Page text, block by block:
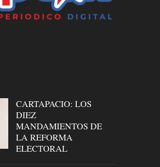
CARTAPACIO: LOS
DIEZ
MANDAMIENTOS DE
LA REFORMA
ELECTORAL